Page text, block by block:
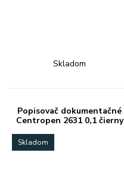
Skladom
Popisovač dokumentačné
Centropen 2631 0,1 čierny
Skladom